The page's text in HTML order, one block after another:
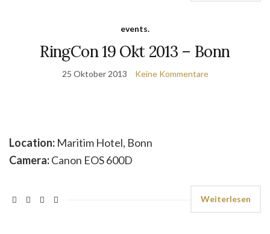
events.
RingCon 19 Okt 2013 – Bonn
25 Oktober 2013 Keine Kommentare
Location: Maritim Hotel, Bonn
Camera:Canon EOS 600D
Weiterlesen